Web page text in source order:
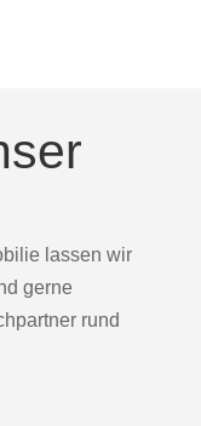
lassen wir
gerne
rund